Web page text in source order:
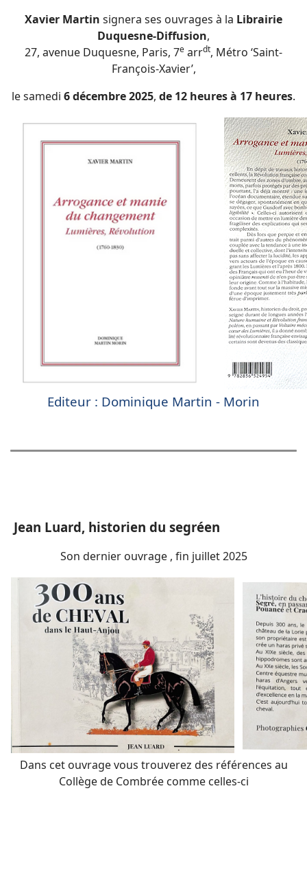
Xavier Martin signera ses ouvrages à la Librairie
Duquesne-Diffusion,
27, avenue Duquesne, Paris, 7e arrdt, Métro ‘Saint-
François-Xavier’,
le samedi 6 décembre2025, de 12 heures à 17 heures.
Editeur : Dominique Martin - Morin
Jean Luard, historien du segréen
Son dernier ouvrage , fin juillet 2025
Dans cet ouvrage vous trouverez des références au
Collège de Combrée comme celles-ci